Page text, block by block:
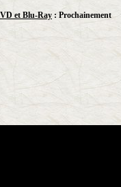
et Blu-Ray : Prochainement